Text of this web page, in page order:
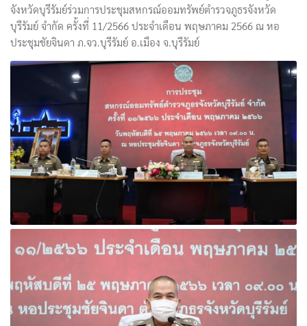
จังหวัดบุรีรัมย์ร่วมการประชุมสหกรณ์ออมทรัพย์ตำรวจภูธรจังหวัด
บุรีรัมย์ จำกัด ครั้งที่ 11/2566 ประจำเดือน พฤษภาคม 2566 ณ หอ
ประชุมชัยจินดา ภ.จว.บุรีรัมย์ อ.เมือง จ.บุรีรัมย์